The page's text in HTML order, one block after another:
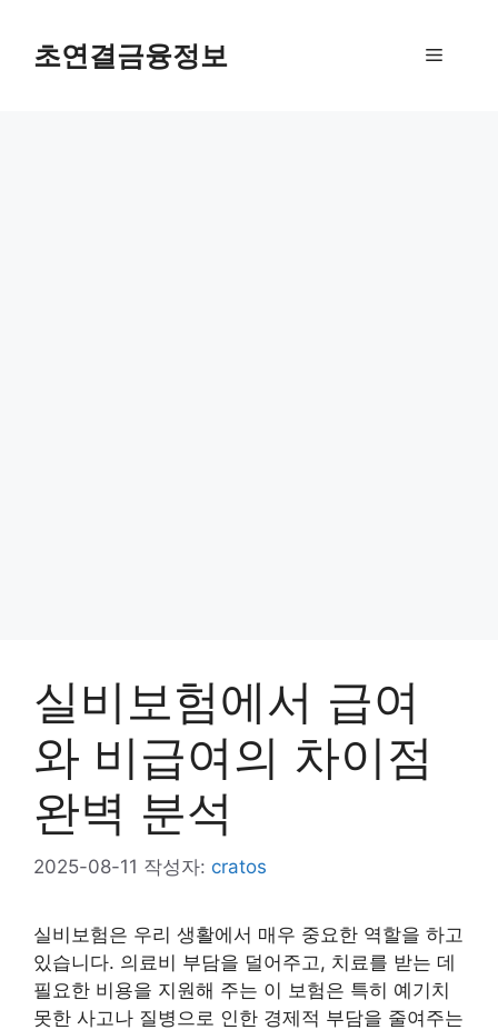
초연결금융정보 메
실비보험에서 급여
와 비급여의 차이점
완벽 분석
2025-08-11 작성자: cratos
실비보험은 우리 생활에서 매우 중요한 역할을 하고
있습니다. 의료비 부담을 덜어주고, 치료를 받는 데
필요한 비용을 지원해 주는 이 보험은 특히 예기치
못한 사고나 질병으로 인한 경제적 부담을 줄여주는